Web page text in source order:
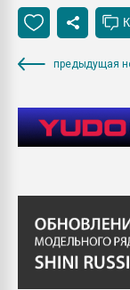
предыдущая